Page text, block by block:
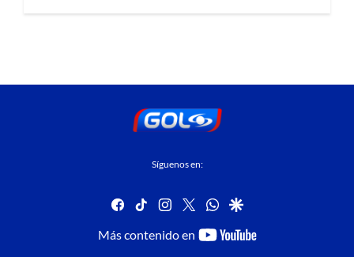
Síguenos en:
facebook
tiktok instagram
twitterwhatsapp
google
Más contenido en
youtube-